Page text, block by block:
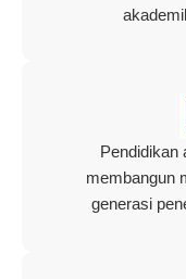
Pendidikan
membangun
generasi